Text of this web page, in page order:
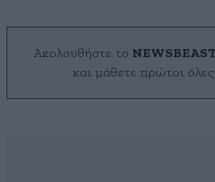
Ακολουθήστε το NEWSBEAST
και μάθετε πρώτοι όλες